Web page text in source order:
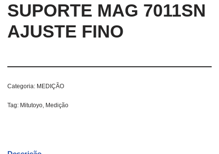
SUPORTE MAG 7011SN
AJUSTE FINO
Categoria: MEDIÇÃO
Tag: Mitutoyo, Medição